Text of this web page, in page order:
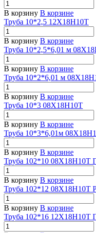
В корзину В корзине
Труба 10*2,5 12Х18Н10Т
В корзину В корзине
Труба 10*2,5*6,01 м
В корзину В корзине
Труба 10*2*6,01 м
В корзину В корзине
Труба 10*3 08Х18Н10Т
В корзину В корзине
Труба 10*3*6,01м
В корзину В корзине
Труба 102*10 08Х18Н10Т
В корзину В корзине
Труба 102*12 08Х18Н10Т
В корзину В корзине
Труба 102*16 12Х18Н10Т